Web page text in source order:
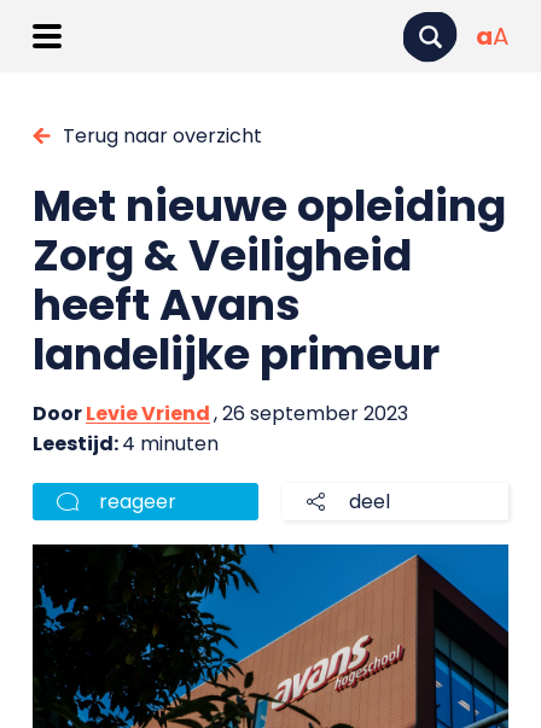
aA
Terug naar overzicht
Met nieuwe opleiding
Zorg & Veiligheid
heeft Avans
landelijke primeur
DoorLevie Vriend, 26 september 2023
Leestijd:4 minuten
reageer deel